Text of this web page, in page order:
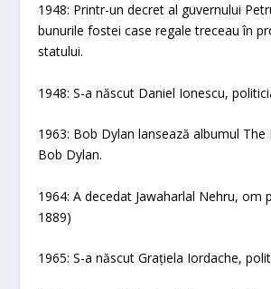
1948: Printr-un decret al guvernului
bunurile fostei case regale treceau în
statului.
1948: S-a născut Daniel Ionescu,
1963: Bob Dylan lansează albumul The
Bob Dylan.
1964: A decedat Jawaharlal Nehru, om
1889)
1965: S-a născut Grațiela Iordache,